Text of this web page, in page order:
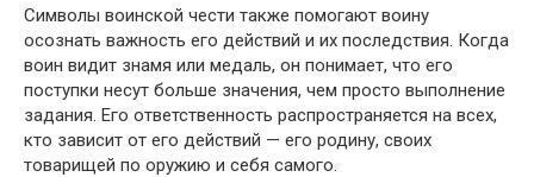
Символы воинской чести также помогают воину
осознать важность его действий и их последствия. Когда
воин видит знамя или медаль, он понимает, что его
поступки несут больше значения, чем просто выполнение
задания. Его ответственность распространяется на всех,
кто зависит от его действий — его родину, своих
товарищей по оружию и себя самого.